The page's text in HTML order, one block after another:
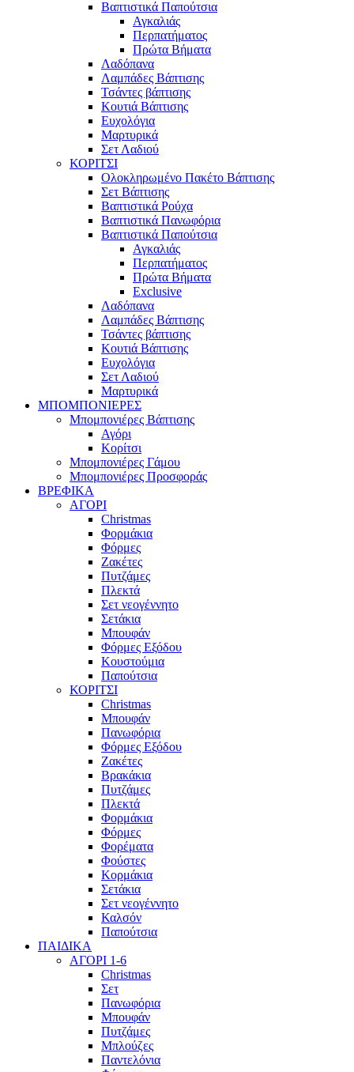
Βαπτιστικά Παπούτσια
Αγκαλιάς
Περπατήματος
Πρώτα Βήματα
Λαδόπανα
Λαμπάδες Βάπτισης
Τσάντες βάπτισης
Κουτιά Βάπτισης
Ευχολόγια
Μαρτυρικά
Σετ Λαδιού
ΚΟΡΙΤΣΙ
Ολοκληρωμένο Πακέτο Βάπτισης
Σετ Βάπτισης
Βαπτιστικά Ρούχα
Βαπτιστικά Πανωφόρια
Βαπτιστικά Παπούτσια
Αγκαλιάς
Περπατήματος
Πρώτα Βήματα
Exclusive
Λαδόπανα
Λαμπάδες Βάπτισης
Τσάντες βάπτισης
Κουτιά Βάπτισης
Ευχολόγια
Σετ Λαδιού
Μαρτυρικά
ΜΠΟΜΠΟΝΙΕΡΕΣ
Μπομπονιέρες Βάπτισης
Αγόρι
Κορίτσι
Μπομπονιέρες Γάμου
Μπομπονιέρες Προσφοράς
ΒΡΕΦΙΚΑ
ΑΓΟΡΙ
Christmas
Φορμάκια
Φόρμες
Ζακέτες
Πυτζάμες
Πλεκτά
Σετ νεογέννητο
Σετάκια
Μπουφάν
Φόρμες Εξόδου
Κουστούμια
Παπούτσια
ΚΟΡΙΤΣΙ
Christmas
Μπουφάν
Πανωφόρια
Φόρμες Εξόδου
Ζακέτες
Βρακάκια
Πυτζάμες
Πλεκτά
Φορμάκια
Φόρμες
Φορέματα
Φούστες
Κορμάκια
Σετάκια
Σετ νεογέννητο
Καλσόν
Παπούτσια
ΠΑΙΔΙΚΑ
ΑΓΟΡΙ 1-6
Christmas
Σετ
Πανωφόρια
Μπουφάν
Πυτζάμες
Μπλούζες
Παντελόνια